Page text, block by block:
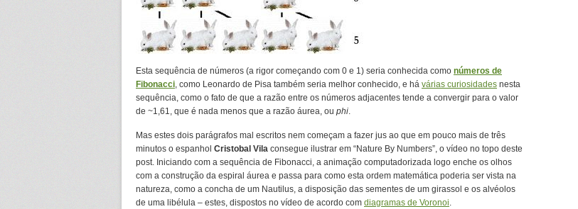
Esta sequência de números (a rigor começando com 0 e 1) seria conhecida como números de
Fibonacci, como Leonardo de Pisa também seria melhor conhecido, e há várias curiosidades nesta
sequência, como o fato de que a razão entre os números adjacentes tende a convergir para o valor
de ~1,61, que é nada menos que a razão áurea, ou phi.
Mas estes dois parágrafos mal escritos nem começam a fazer jus ao que em pouco mais de três
minutos o espanhol Cristobal Vila consegue ilustrar em “Nature By Numbers”, o vídeo no topo deste
post. Iniciando com a sequência de Fibonacci, a animação computadorizada logo enche os olhos
com a construção da espiral áurea e passa para como esta ordem matemática poderia ser vista na
natureza, como a concha de um Nautilus, a disposição das sementes de um girassol e os alvéolos
de uma libélula – estes, dispostos no vídeo de acordo com diagramas de Voronoi.